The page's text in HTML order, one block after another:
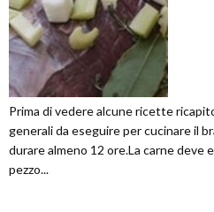
Prima di vedere alcune ricette
generali da eseguire per cucinare il
durare almeno 12 ore.La carne deve
pezzo...